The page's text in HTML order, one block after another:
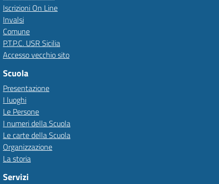
Iscrizioni On Line
Invalsi
Comune
P.T.P.C. USR Sicilia
Accesso vecchio sito
Scuola
Presentazione
I luoghi
Le Persone
I numeri della Scuola
Le carte della Scuola
Organizzazione
La storia
Servizi